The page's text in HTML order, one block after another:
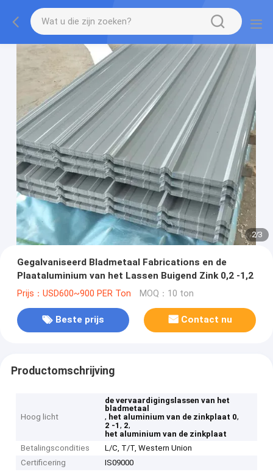
2/3
Gegalvaniseerd Bladmetaal Fabrications en de
Plaataluminium van het Lassen Buigend Zink 0,2 -1,2
Prijs：USD600~900 PER Ton MOQ：10 ton
Beste prijs Contact nu
Productomschrijving
Hoog licht
de vervaardigingslassen van het
bladmetaal
, het aluminium van de zinkplaat 0,
2 -1, 2,
het aluminium van de zinkplaat
Betalingscondities
L/C, T/T, Western Union
Certificering
IS09000